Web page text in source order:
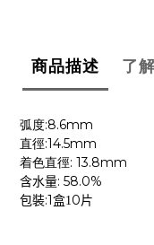
商品描述 了
弧度:8.6mm
直徑:14.5mm
着色直徑: 13.8mm
含水量: 58.0%
包裝:1 盒10片